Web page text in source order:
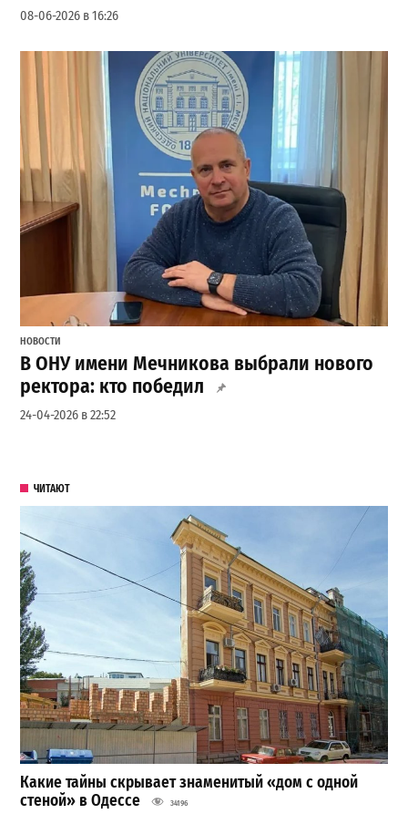
08-06-2026 в 16:26
НОВОСТИ
В ОНУ имени Мечникова выбрали нового
ректора: кто победил
24-04-2026 в 22:52
ЧИТАЮТ
Какие тайны скрывает знаменитый «дом с одной
стеной» в Одессе
34196